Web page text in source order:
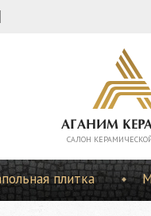
АГАНИМ
CАЛОН
плитка